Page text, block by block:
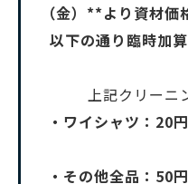
（金）**より資材価
以下の通り臨時加算
上記クリーニ
・ワイシャツ：20
・その他全品：50